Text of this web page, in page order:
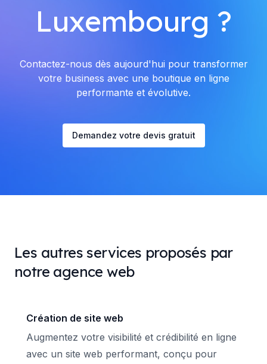
Luxembourg ?
Contactez-nous dès aujourd'hui pour transformer
votre business avec une boutique en ligne
performante et évolutive.
Demandez votre devis gratuit
Les autres services proposés par
notre agence web
Création de site web
Augmentez votre visibilité et crédibilité en ligne
avec un site web performant, conçu pour